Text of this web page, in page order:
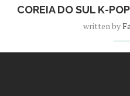
COREIA DO SUL K-
written by